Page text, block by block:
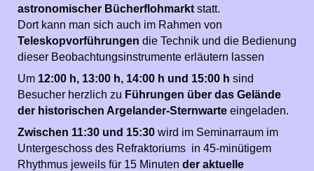
astronomischer Bücherflohmarkt statt.
Dort kann man sich auch im Rahmen von
Teleskopvorführungen die Technik und die Bedienung
dieser Beobachtungsinstrumente erläutern lassen
Um 12:00 h, 13:00 h, 14:00 h und 15:00 h sind
Besucher herzlich zu Führungen über das Gelände
der historischen Argelander-Sternwarte eingeladen.
Zwischen 11:30 und 15:30 wird im Seminarraum im
Untergeschoss des Refraktoriums in 45-minütigem
Rhythmus jeweils für 15 Minuten der aktuelle